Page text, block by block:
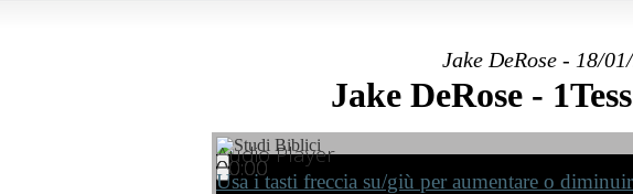
Jake DeRose - 18/
Jake DeRose -
Audio Player
00:00
00:00
00:00
Usa i tasti freccia su/giù per aumentare o